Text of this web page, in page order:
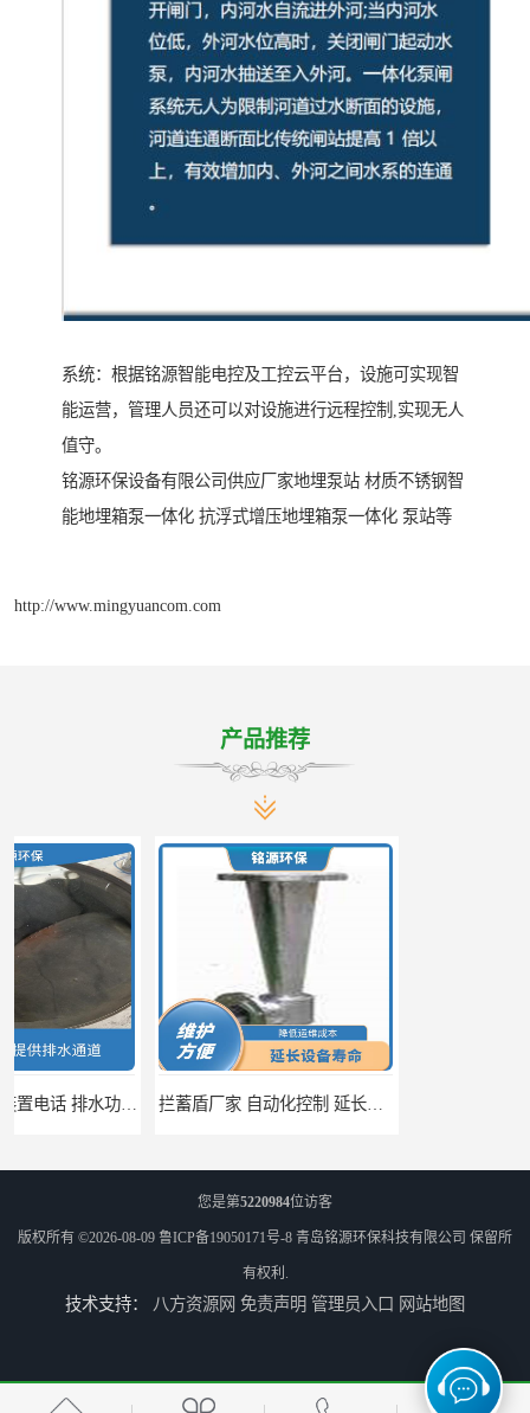
系统：根据铭源智能电控及工控云平台，设施可实现智
能运营，管理人员还可以对设施进行远程控制,实现无人
值守。
铭源环保设备有限公司供应厂家地埋泵站 材质不锈钢智
能地埋箱泵一体化 抗浮式增压地埋箱泵一体化 泵站等
http://www.mingyuancom.com
产品推荐
拦蓄盾厂家 自动化控制 延长其使用寿命
调蓄池冲洗阀给排水设备 节省水资源 提高工作效率
您是第5220984位访客
版权所有 ©2026-08-09 鲁ICP备19050171号-8 青岛铭源环保科技有限公司 保留所
有权利.
技术支持： 八方资源网 免责声明 管理员入口 网站地图